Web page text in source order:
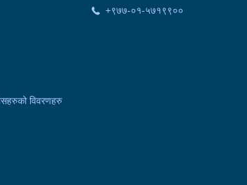
विवरणहरु
+९७७-०१-५७१९९००